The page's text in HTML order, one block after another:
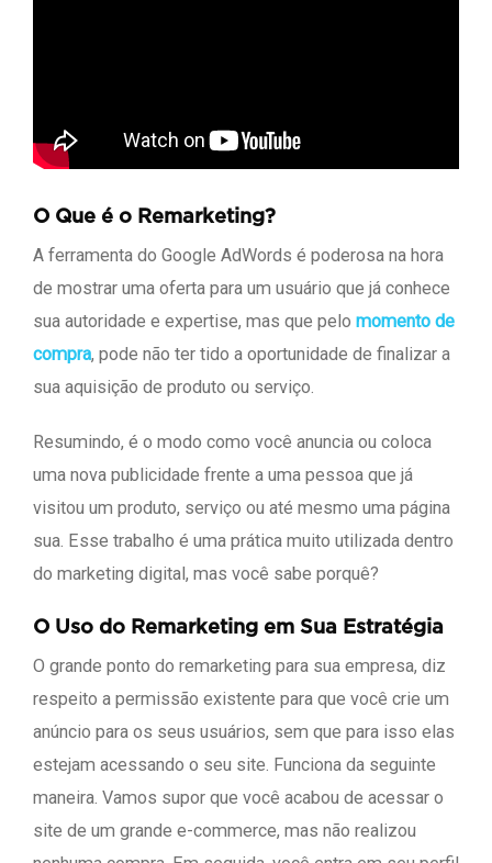
O Que é o Remarketing?
A ferramenta do Google AdWords é poderosa na hora
de mostrar uma oferta para um usuário que já conhece
sua autoridade e expertise, mas que pelo momento de
compra, pode não ter tido a oportunidade de finalizar a
sua aquisição de produto ou serviço.
Resumindo, é o modo como você anuncia ou coloca
uma nova publicidade frente a uma pessoa que já
visitou um produto, serviço ou até mesmo uma página
sua. Esse trabalho é uma prática muito utilizada dentro
do marketing digital, mas você sabe porquê?
O Uso do Remarketing em Sua Estratégia
O grande ponto do remarketing para sua empresa, diz
respeito a permissão existente para que você crie um
anúncio para os seus usuários, sem que para isso elas
estejam acessando o seu site. Funciona da seguinte
maneira. Vamos supor que você acabou de acessar o
site de um grande e-commerce, mas não realizou